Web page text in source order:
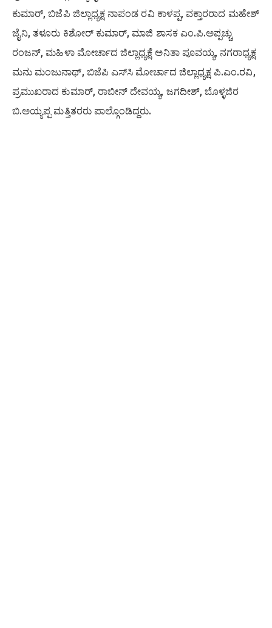
ಕುಮಾರ್, ಬಿಜೆಪಿ ಜಿಲ್ಲಾಧ್ಯಕ್ಷ ನಾಪಂಡ ರವಿ ಕಾಳಪ್ಪ, ವಕ್ತಾರರಾದ ಮಹೇಶ್
ಜೈನಿ, ತಳೂರು ಕಿಶೋರ್ ಕುಮಾರ್, ಮಾಜಿ ಶಾಸಕ ಎಂ.ಪಿ.ಅಪ್ಪಚ್ಚು
ರಂಜನ್, ಮಹಿಳಾ ಮೋರ್ಚಾದ ಜಿಲ್ಲಾಧ್ಯಕ್ಷೆ ಅನಿತಾ ಪೂವಯ್ಯ, ನಗರಾಧ್ಯಕ್ಷ
ಮನು ಮಂಜುನಾಥ್, ಬಿಜೆಪಿ ಎಸ್‍ಸಿ ಮೋರ್ಚಾದ ಜಿಲ್ಲಾಧ್ಯಕ್ಷ ಪಿ.ಎಂ.ರವಿ,
ಪ್ರಮುಖರಾದ ಕುಮಾರ್, ರಾಬೀನ್ ದೇವಯ್ಯ, ಜಗದೀಶ್, ಬೊಳ್ಳಜಿರ
ಬಿ.ಅಯ್ಯಪ್ಪ ಮತ್ತಿತರರು ಪಾಲ್ಗೊಂಡಿದ್ದರು.